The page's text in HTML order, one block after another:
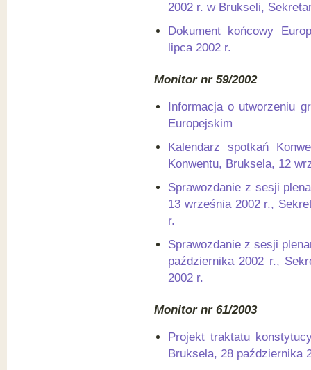
2002 r. w Brukseli,
Dokument końcowy
lipca 2002 r.
Monitor nr 59/2002
Informacja o utworzeniu
Europejskim
Kalendarz spotkań
Konwentu, Bruksela, 12
Sprawozdanie z sesji
13 września 2002 r.,
r.
Sprawozdanie z sesji
października 2002 r.,
2002 r.
Monitor nr 61/2003
Projekt traktatu
Bruksela, 28 października